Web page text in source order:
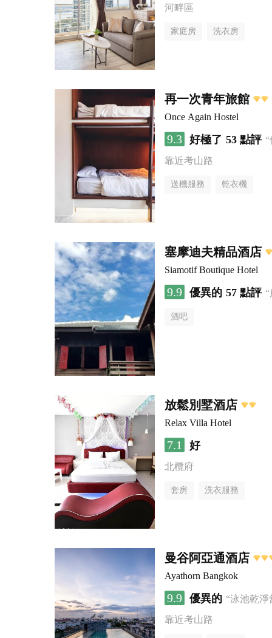
河畔區
家庭房 洗衣房
再一次青年旅館
Once Again Hostel
9.3 好極了 53 點評
靠近考山路
送機服務 乾衣機
塞摩迪夫精品酒店
Siamotif Boutique Hotel
9.9 優異的 57 點評
酒吧
放鬆別墅酒店
Relax Villa Hotel
7.1 好
北欖府
套房 洗衣服務
曼谷阿亞通酒店
Ayathorn Bangkok
9.9 優異的 “泳池乾
靠近考山路